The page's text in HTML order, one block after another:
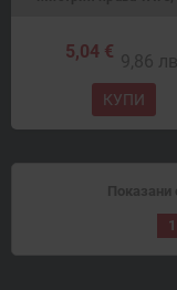
5,04 € 9,86 лв.
КУПИ
Показани
1